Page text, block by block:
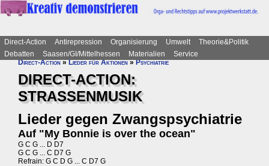
Direct-Action Antirepression Organisierung Umwelt
Theorie&Politik
Debatten
Saasen/GI/Mittelhessen Materialien
Service
Direct-Action»Lieder für Aktionen»Psychiatrie
DIRECT-ACTION:
STRASSENMUSIK
Lieder gegen Zwangspsychiatrie
Auf "My Bonnie is over the ocean"
G C G ... D D7
G C G ... C D7 G
Refrain: G C D G ... C D7 G